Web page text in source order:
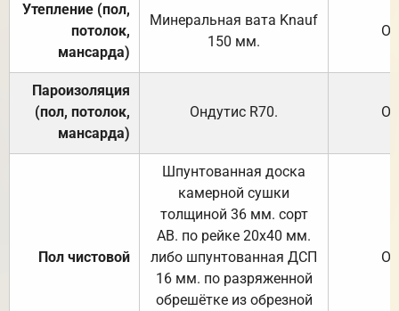
Утепление (пол,
потолок,
мансарда)
Минеральная вата Knauf
150 мм.
Пароизоляция
(пол, потолок,
мансарда)
Ондутис R70.
Пол чистовой
Шпунтованная доска
камерной сушки
толщиной 36 мм. сорт
АВ. по рейке 20х40 мм.
либо шпунтованная ДСП
16 мм. по разряженной
обрешётке из обрезной